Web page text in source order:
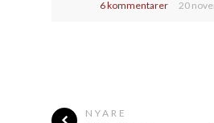
6 kommentarer 20
NYARE